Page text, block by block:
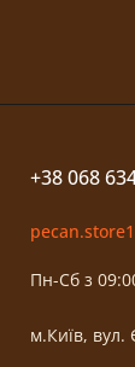
+38 068
Пн-Сб з
м.Київ, вул.